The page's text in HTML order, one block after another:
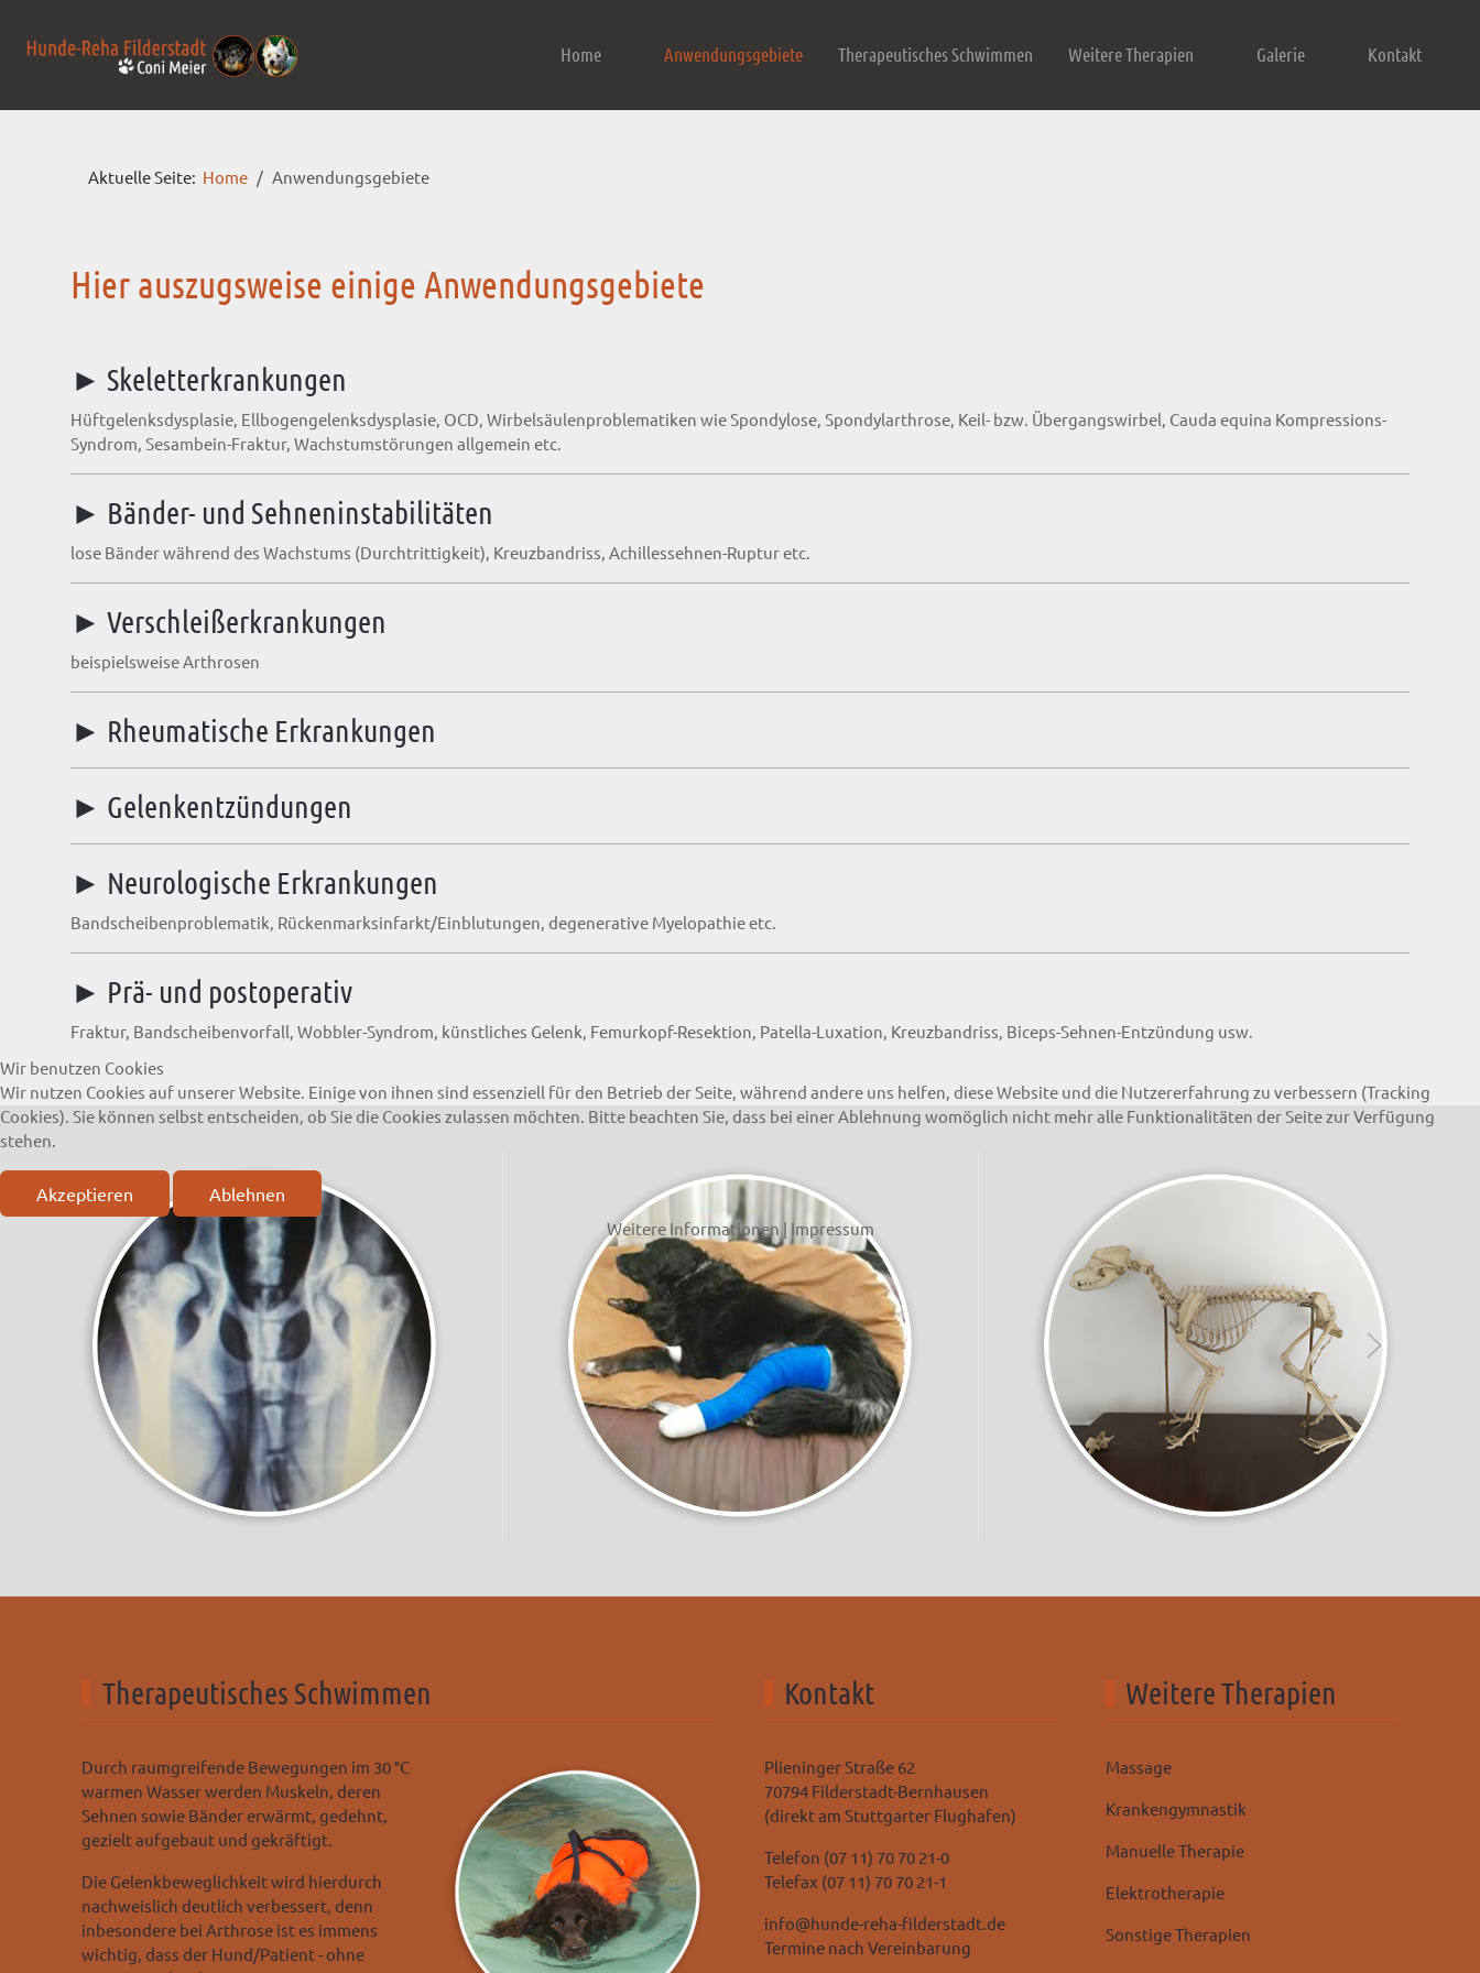
Home Anwendungsgebiete Therapeutisches Schwimmen Weitere Therapien Galerie Kontakt
Aktuelle Seite: Home Anwendungsgebiete
Hier auszugsweise einige Anwendungsgebiete
► Skeletterkrankungen
Hüftgelenksdysplasie, Ellbogengelenksdysplasie, OCD, Wirbelsäulenproblematiken wie Spondylose, Spondylarthrose, Keil- bzw. Übergangswirbel, Cauda equina Kompressions-
Syndrom, Sesambein-Fraktur, Wachstumstörungen allgemein etc.
► Bänder- und Sehneninstabilitäten
lose Bänder während des Wachstums (Durchtrittigkeit), Kreuzbandriss, Achillessehnen-Ruptur etc.
► Verschleißerkrankungen
beispielsweise Arthrosen
► Rheumatische Erkrankungen
► Gelenkentzündungen
► Neurologische Erkrankungen
Bandscheibenproblematik, Rückenmarksinfarkt/Einblutungen, degenerative Myelopathie etc.
► Prä- und postoperativ
Fraktur, Bandscheibenvorfall, Wobbler-Syndrom, künstliches Gelenk, Femurkopf-Resektion, Patella-Luxation, Kreuzbandriss, Biceps-Sehnen-Entzündung usw.
Therapeutisches Schwimmen
Durch raumgreifende Bewegungen im 30 °C
warmen Wasser werden Muskeln, deren
Sehnen sowie Bänder erwärmt, gedehnt,
gezielt aufgebaut und gekräftigt.
Die Gelenkbeweglichkeit wird hierdurch
nachweislich deutlich verbessert, denn
inbesondere bei Arthrose ist es immens
wichtig, dass der Hund/Patient - ohne
Kontakt
Plieninger Straße 62
70794 Filderstadt-Bernhausen
(direkt am Stuttgarter Flughafen)
Telefon (07 11) 70 70 21-0
Telefax (07 11) 70 70 21-1
info@hunde-reha-filderstadt.de
Termine nach Vereinbarung
Weitere Therapien
Massage
Krankengymnastik
Manuelle Therapie
Elektrotherapie
Sonstige Therapien
Wir benutzen Cookies
Wir nutzen Cookies auf unserer Website. Einige von ihnen sind essenziell für den Betrieb der Seite, während andere uns helfen, diese Website und die Nutzererfahrung zu verbessern (Tracking
Cookies). Sie können selbst entscheiden, ob Sie die Cookies zulassen möchten. Bitte beachten Sie, dass bei einer Ablehnung womöglich nicht mehr alle Funktionalitäten der Seite zur Verfügung
stehen.
Akzeptieren Ablehnen
Weitere Informationen | Impressum